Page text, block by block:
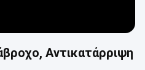
Αντικατάρριψη